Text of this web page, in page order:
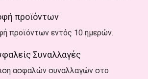
προϊόντων
προϊόντων εντός 10 ημερών.
Συναλλαγές
ασφαλών συναλλαγών στο